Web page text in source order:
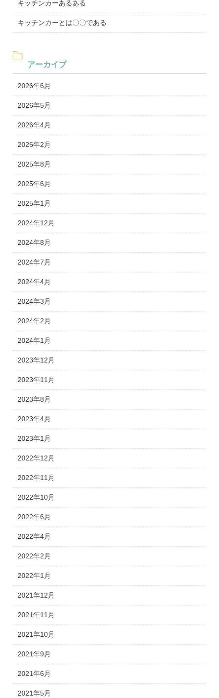
キッチンカーあるある
キッチンカーとは〇〇である
アーカイブ
2026年6月
2026年5月
2026年4月
2026年2月
2025年8月
2025年6月
2025年1月
2024年12月
2024年8月
2024年7月
2024年4月
2024年3月
2024年2月
2024年1月
2023年12月
2023年11月
2023年8月
2023年4月
2023年1月
2022年12月
2022年11月
2022年10月
2022年6月
2022年4月
2022年2月
2022年1月
2021年12月
2021年11月
2021年10月
2021年9月
2021年6月
2021年5月